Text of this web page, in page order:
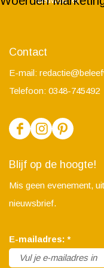
Contact
E-mail:
Telefoon: 0348-745492
F
c
e
b
o
k
I
t
a
r
a
P
t
e
s
Blijf op de hoogte!
Mis geen evenement,
nieuwsbrief.
E-mailadres:*v
e